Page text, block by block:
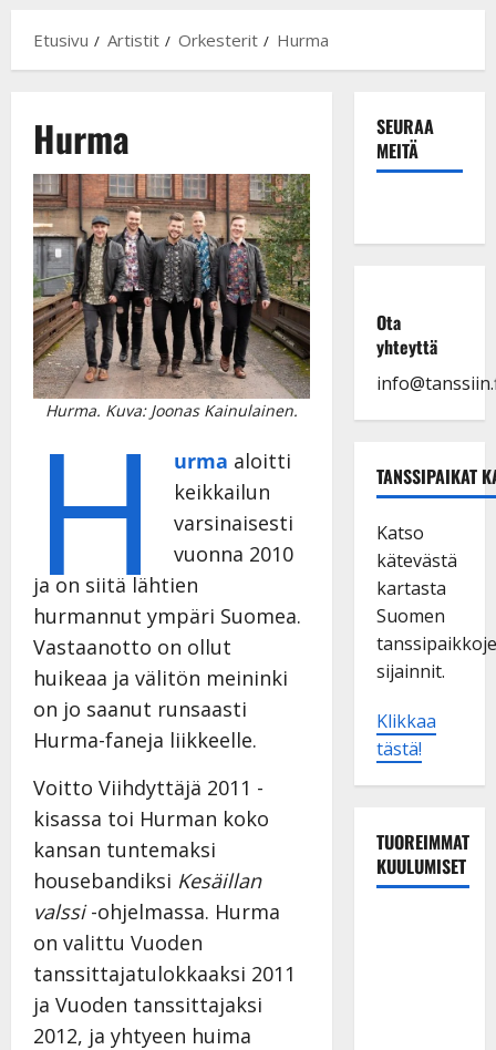
Etusivu Artistit Orkesterit Hurma
Hurma
Hurma. Kuva: Joonas Kainulainen.
H urma aloitti
keikkailun
varsinaisesti
vuonna 2010
ja on siitä lähtien
hurmannut ympäri Suomea.
Vastaanotto on ollut
huikeaa ja välitön meininki
on jo saanut runsaasti
Hurma-faneja liikkeelle.
Voitto Viihdyttäjä 2011 -
kisassa toi Hurman koko
kansan tuntemaksi
housebandiksi Kesäillan
valssi-ohjelmassa. Hurma
on valittu Vuoden
tanssittajatulokkaaksi 2011
ja Vuoden tanssittajaksi
2012, ja yhtyeen huima
SEURAA
MEITÄ
Ota
yhteyttä
TANSSIPAIKAT
Katso
kätevästä
kartasta
Suomen
sijainnit.
Klikkaa
tästä!
TUOREIMMAT
KUULUMISET